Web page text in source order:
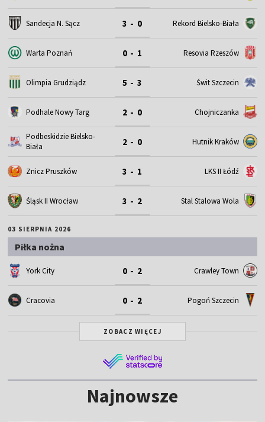
Sandecja N. Sącz 3 - 0 Rekord Bielsko-Biała
Warta Poznań 0 - 1 Resovia Rzeszów
Olimpia Grudziądz 5 - 3 Świt Szczecin
Podhale Nowy Targ 2 - 0 Chojniczanka
Podbeskidzie Bielsko-
Biała
2 - 0 Hutnik Kraków
Znicz Pruszków 3 - 1 LKS II Łódź
Śląsk II Wrocław 3 - 2 Stal Stalowa Wola
03 SIERPNIA 2026
Piłka nożna
York City 0 - 2 Crawley Town
Cracovia 0 - 2 Pogoń Szczecin
ZOBACZ WIĘCEJ
Najnowsze